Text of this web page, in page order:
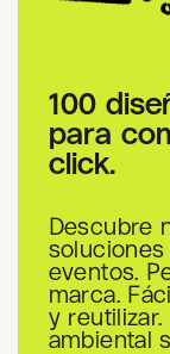
100
para
click.
Descubre
eventos.
marca.
y
ambiental